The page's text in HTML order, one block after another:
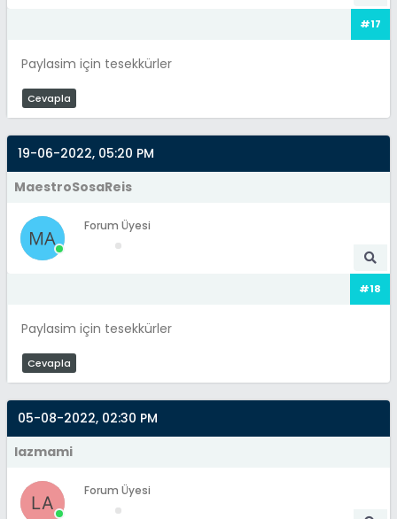
#17
Paylasim için tesekkürler
Cevapla
19-06-2022, 05:20 PM
MaestroSosaReis
Forum Üyesi
#18
Paylasim için tesekkürler
Cevapla
05-08-2022, 02:30 PM
lazmami
Forum Üyesi